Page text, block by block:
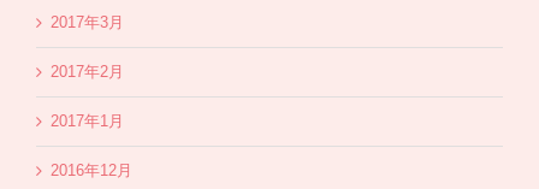
2017年3月
2017年2月
2017年1月
2016年12月